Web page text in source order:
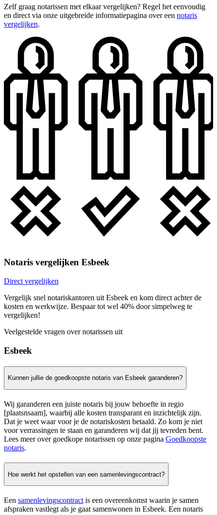
Zelf graag notarissen met elkaar vergelijken? Regel het eenvoudig
en direct via onze uitgebreide informatiepagina over een notaris
vergelijken.
Notaris vergelijken Esbeek
Direct vergelijken
Vergelijk snel notariskantoren uit Esbeek en kom direct achter de
kosten en werkwijze. Bespaar tot wel 40% door simpelweg te
vergelijken!
Veelgestelde vragen over notarissen uit
Esbeek
Kunnen jullie de goedkoopste notaris van Esbeek garanderen?
Wij garanderen een juiste notaris bij jouw behoefte in regio
[plaatsnsaam], waarbij alle kosten transparant en inzichtelijk zijn.
Dat je weet waar voor je de notariskosten betaald. Zo kom je niet
voor verrassingen te staan en garanderen wij dat jij tevreden bent.
Lees meer over goedkope notarissen op onze pagina Goedkoopste
notaris.
Hoe werkt het opstellen van een samenlevingscontract?
Een samenlevingscontract is een overeenkomst waarin je samen
afspraken vastlegt als je gaat samenwonen in Esbeek. Een notaris